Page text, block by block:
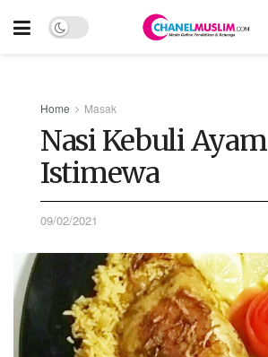
Home Masak
Nasi Kebuli Ayam
Istimewa
09/02/2021